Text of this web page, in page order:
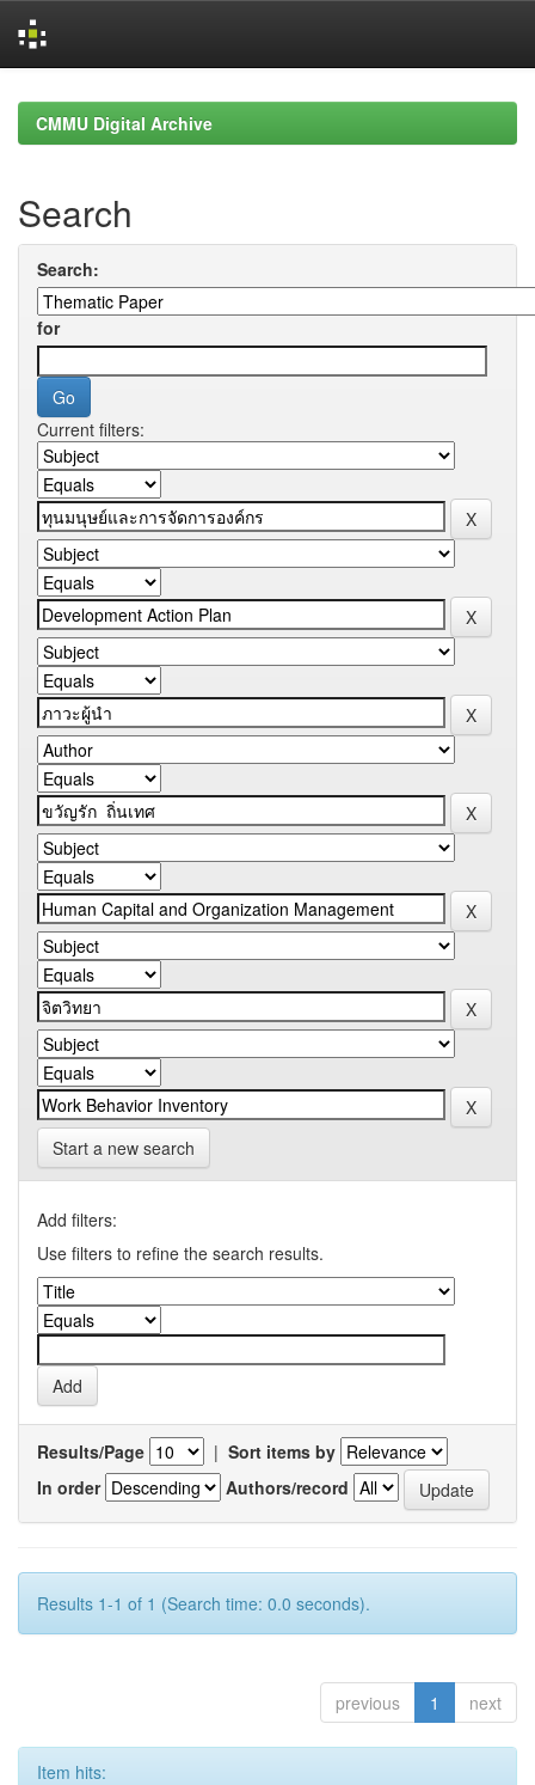
navigationCMMU Digital Archive
Search
Search:
for
Current filters:
Start a new search
Add filters:
Use filters to refine the search results.
Results/Page | Sort items by
In order
Authors/record
Results 1-1 of 1 (Search time: 0.0 seconds).
previous 1 next
Item hits: